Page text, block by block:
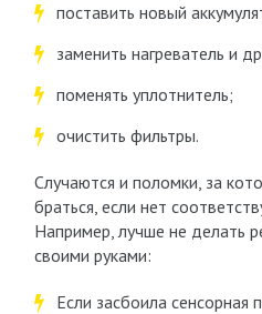
поставить новый
заменить нагреватель и
поменять уплотнитель;
очистить фильтры.
Случаются и поломки, за
браться, если нет
Например, лучше не делать
своими руками:
Если засбоила сенсорная